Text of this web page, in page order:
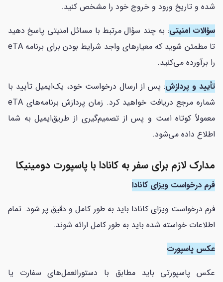
شده و تاریخ ورود و خروج خود را مشخص کنید.
سؤالات امنیتی: به چند سؤال مرتبط با مسائل امنیتی پاسخ دهید
تا مطمئن شوید که معیار‌های واجد شرایط بودن برای برنامه eTA
را برآورده می‌کنید.
تأیید و پردازش: پس از ارسال درخواست خود، یک‌ایمیل تأیید با
شماره مرجع دریافت خواهید کرد. زمان پردازش برنامه‌های eTA
معمولاً کوتاه است و پس از تصمیم‌گیری از طریق‌ایمیل به شما
اطلاع داده می‌شود.
مدارک لازم برای سفر به کانادا با پاسپورت دومینیکا
فرم درخواست ویزای کانادا
فرم درخواست ویزای کانادا باید به طور کامل و دقیق پر شود. تمام
اطلاعات خواسته شده باید به طور کامل ارائه شوند.
عکس پاسپورت
عکس پاسپورتی باید مطابق با دستورالعمل‌های سفارت یا